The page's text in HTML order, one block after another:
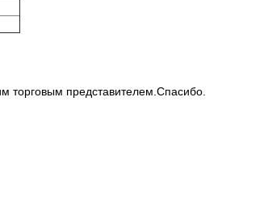
торговым представителем.Спасибо.